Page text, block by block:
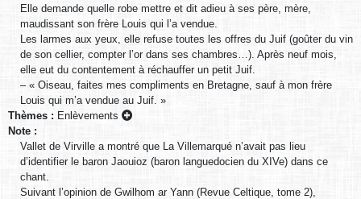
Elle demande quelle robe mettre et dit adieu à ses père, mère,
maudissant son frère Louis qui l’a vendue.
Les larmes aux yeux, elle refuse toutes les offres du Juif (goûter du vin
de son cellier, compter l’or dans ses chambres…). Après neuf mois,
elle eut du contentement à réchauffer un petit Juif.
– « Oiseau, faites mes compliments en Bretagne, sauf à mon frère
Louis qui m’a vendue au Juif. »
Thèmes : Enlèvements
Note :
Vallet de Virville a montré que La Villemarqué n’avait pas lieu
d’identifier le baron Jaouioz (baron languedocien du XIVe) dans ce
chant.
Suivant l’opinion de Gwilhom ar Yann (Revue Celtique, tome 2),